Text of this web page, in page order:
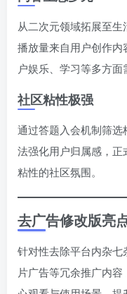
从二次元领域拓展至
播放量来自用户创作
户娱乐、学习等多方面
社区粘性极强
通过答题入会机制筛选
法强化用户归属感，
粘性的社区氛围。
去广告修改版亮
针对性去除平台内杂
片广告等冗余推广内